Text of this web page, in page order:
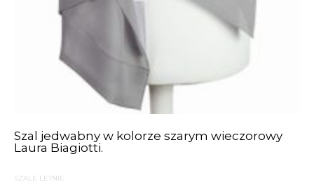
Szal jedwabny w kolorze szarym wieczorowy
Laura Biagiotti.
SZALE LETNIE